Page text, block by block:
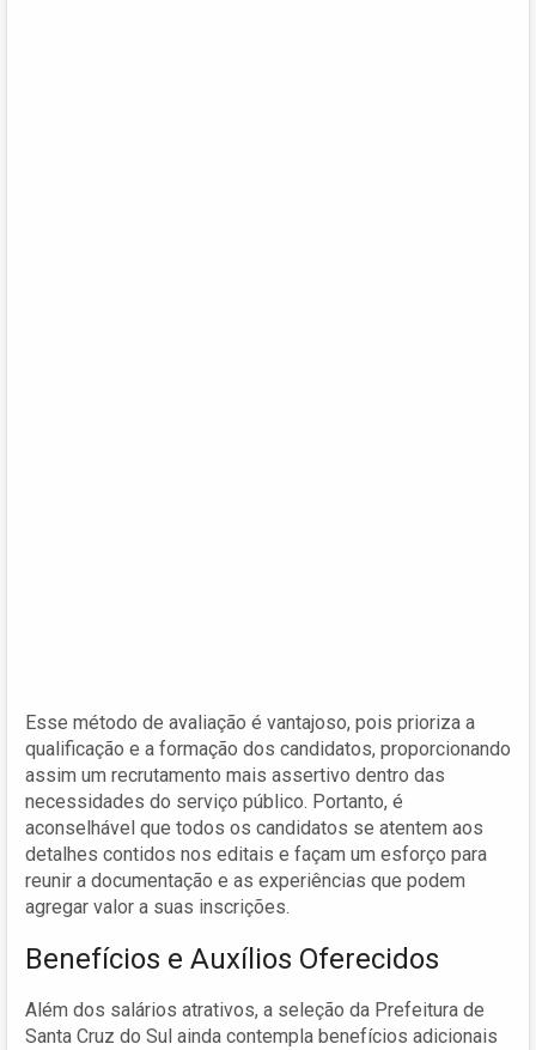
Esse método de avaliação é vantajoso, pois prioriza a
qualificação e a formação dos candidatos, proporcionando
assim um recrutamento mais assertivo dentro das
necessidades do serviço público. Portanto, é
aconselhável que todos os candidatos se atentem aos
detalhes contidos nos editais e façam um esforço para
reunir a documentação e as experiências que podem
agregar valor a suas inscrições.
Benefícios e Auxílios Oferecidos
Além dos salários atrativos, a seleção da Prefeitura de
Santa Cruz do Sul ainda contempla benefícios adicionais